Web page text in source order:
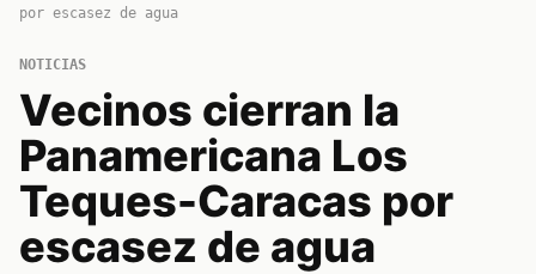
por escasez de agua
NOTICIAS
Vecinos cierran la
Panamericana Los
Teques-Caracas por
escasez de agua